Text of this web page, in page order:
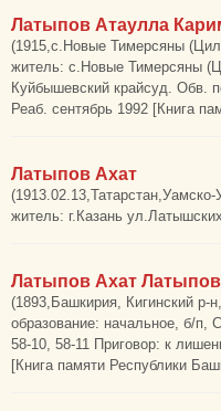
Латыпов Атаулла
(1915,с.Новые Тимерсяны
житель: с.Новые Тимерсяны
Куйбышевский крайсуд. Обв.
Реаб. сентябрь 1992 [Книга
Латыпов Ахат
житель: г.Казань
Латыпов Ахат
(1893,Башкирия, Кигинский р-
образование: начальное, б/п,
58-10, 58-11 Приговор: к
[Книга памяти Республики